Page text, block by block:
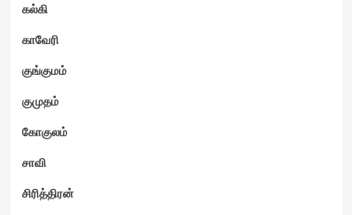
கல்கி
காவேரி
குங்குமம்
குமுதம்
கோகுலம்
சாவி
சிரித்திரன்